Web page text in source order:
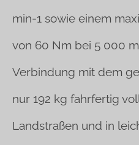
min-1 sowie einem
von 60 Nm bei 5 000
Verbindung mit dem
nur 192 kg fahrfertig
Landstraßen und in